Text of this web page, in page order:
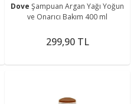
Dove Şampuan Argan Yağı Yoğun
ve Onarıcı Bakım 400 ml
299,90 TL